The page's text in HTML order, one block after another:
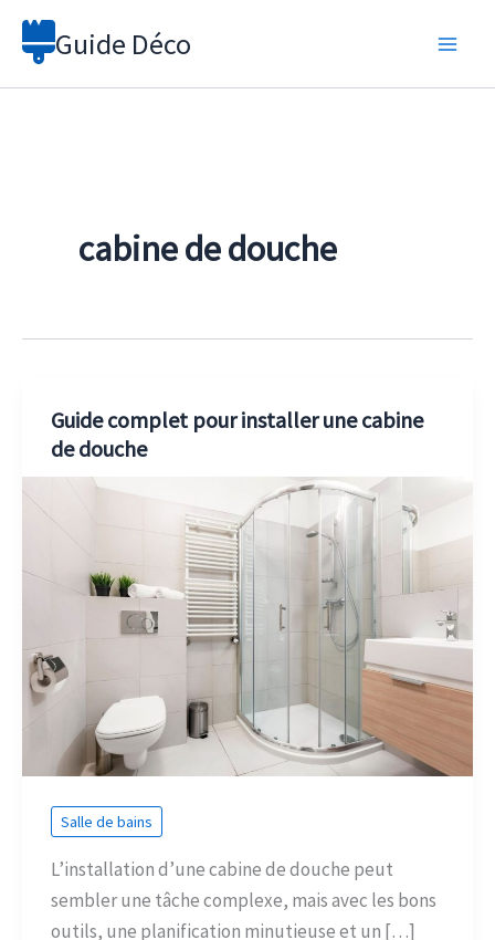
Aller
Guide Déco
cabine de douche
Guide complet pour installer une cabine
de douche
Salle de bains
L’installation d’une cabine de douche peut
sembler une tâche complexe, mais avec les bons
outils, une planification minutieuse et un […]